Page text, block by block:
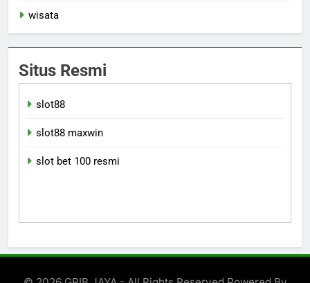
wisata
Situs Resmi
slot88
slot88 maxwin
slot bet 100 resmi